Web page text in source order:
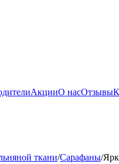
АкцииО насОтзывы
ткани/Сарафаны/